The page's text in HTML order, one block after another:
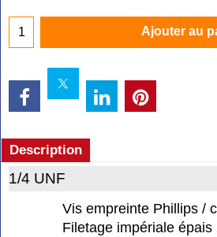
Ajouter au
Description
1/4 UNF
Vis empreinte Phillips /
Filetage impériale épais